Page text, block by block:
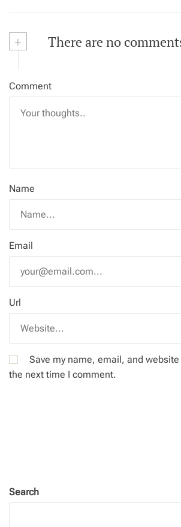
+ There are no
Comment
Name
Email
Url
Save my name, email, and
the next time I comment.
Search